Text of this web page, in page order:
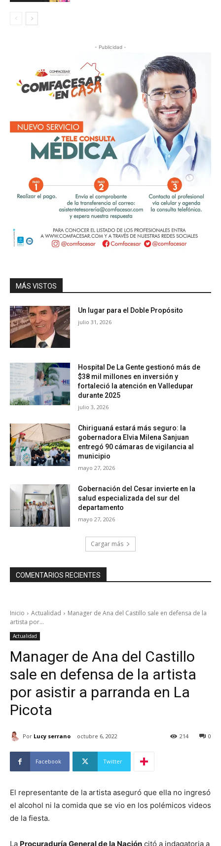
- Publicidad -
MÁS VISTOS
Un lugar para el Doble Propósito
julio 31, 2026
Hospital De La Gente gestionó más de
$38 mil millones en inversión y
fortaleció la atención en Valledupar
durante 2025
julio 3, 2026
Chiriguaná estará más seguro: la
gobernadora Elvia Milena Sanjuan
entregó 90 cámaras de vigilancia al
municipio
mayo 27, 2026
Gobernación del Cesar invierte en la
salud especializada del sur del
departamento
mayo 27, 2026
Cargar más
COMENTARIOS RECIENTES